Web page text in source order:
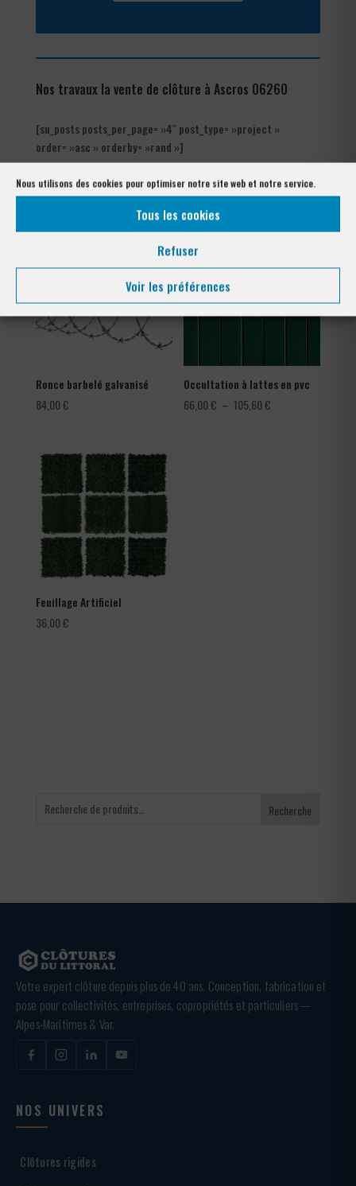
Nous utilisons des cookies pour optimiser notre site web et notre service.
Tous les cookies
Refuser
Voir les préférences
Nos travaux la vente de clôture à Ascros 06260
[su_posts posts_per_page= »4″ post_type= »project »
order= »asc » orderby= »rand »]
Les produits de clôtures utilisés
à Ascros 06260
Ronce barbelé galvanisé
84,00€
Occultation à lattes en pvc
66,00€ – 105,60€
Feuillage Artificiel
36,00€
Recherche
Votre expert clôture depuis plus de 40 ans. Conception, fabrication et
pose pour collectivités, entreprises, copropriétés et particuliers —
Alpes-Maritimes & Var.
NOS UNIVERS
Clôtures rigides